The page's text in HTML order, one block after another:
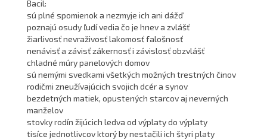
Bacil:
sú plné spomienok a nezmyje ich ani dážď
poznajú osudy ľudí vedia čo je hnev a zvlášť
žiarlivosť nevraživosť lakomosť falošnosť
nenávisť a závisť zákernosť i závislosť obzvlášť
chladné múry panelových domov
sú nemými svedkami všetkých možných trestných činov
rodičmi zneužívajúcich svojich dcér a synov
bezdetných matiek, opustených starcov aj neverných
manželov
stovky rodín žijúcich ledva od výplaty do výplaty
tisíce jednotlivcov ktorý by nestačili ich štyri platy